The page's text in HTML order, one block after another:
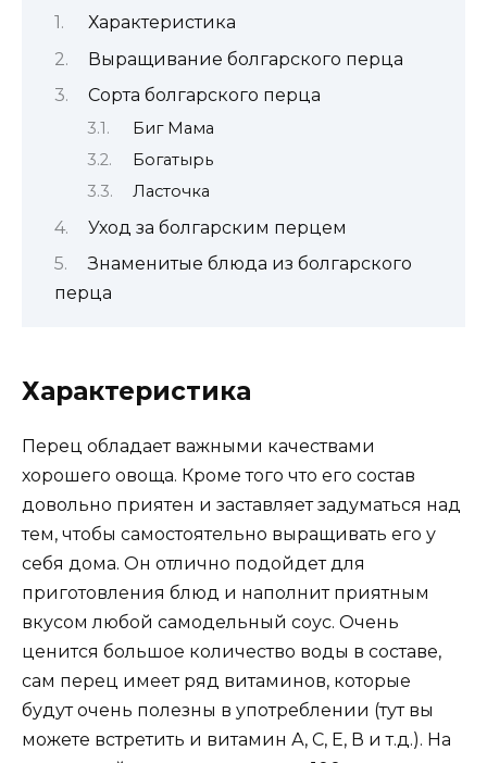
Характеристика
Выращивание болгарского перца
Сорта болгарского перца
Биг Мама
Богатырь
Ласточка
Уход за болгарским перцем
Знаменитые блюда из болгарского
перца
Характеристика
Перец обладает важными качествами
хорошего овоща. Кроме того что его состав
довольно приятен и заставляет задуматься над
тем, чтобы самостоятельно выращивать его у
себя дома. Он отлично подойдет для
приготовления блюд и наполнит приятным
вкусом любой самодельный соус. Очень
ценится большое количество воды в составе,
сам перец имеет ряд витаминов, которые
будут очень полезны в употреблении (тут вы
можете встретить и витамин А, С, Е, В и т.д.). На